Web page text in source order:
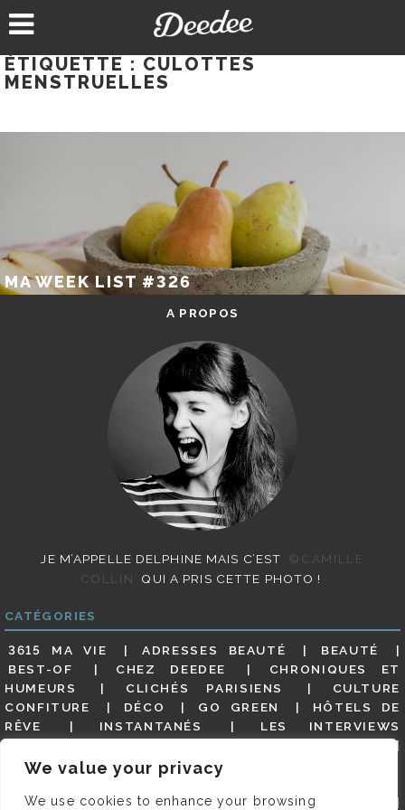
We value your privacy
We use cookies to enhance your browsing
au
ÉTIQUETTE : CULOTTES
MENSTRUELLES
MA WEEK LIST #326
A PROPOS
JE M’APPELLE DELPHINE MAIS C’EST
©CAMILLE
COLLIN
QUI A PRIS CETTE PHOTO !
CATÉGORIES
3615 MA VIE ADRESSES BEAUTÉ
BEAUTÉ
BEST-OF
CHEZ DEEDEE
CHRONIQUES ET
HUMEURS
CLICHÉS PARISIENS
CULTURE
CONFITURE
DÉCO GO GREEN
HÔTELS DE
RÊVE
INSTANTANÉS
LES INTERVIEWS
MES ADRESSES
MODE NON CLASSÉ
GUIDE
PARIS EN PHOTOS RESTAURANTS